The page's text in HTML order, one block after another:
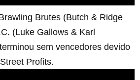
Brutes (Butch & Ridge
(Luke Gallows & Karl
sem vencedores devido
Profits.